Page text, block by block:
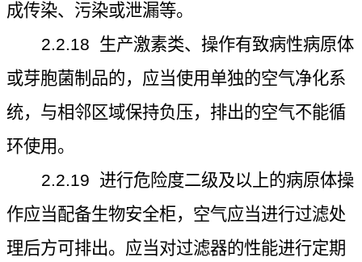
成传染、污染或泄漏等。
2.2.18 生产激素类、操作有致病性病原体
或芽胞菌制品的，应当使用单独的空气净化系
统，与相邻区域保持负压，排出的空气不能循
环使用。
2.2.19 进行危险度二级及以上的病原体操
作应当配备生物安全柜，空气应当进行过滤处
理后方可排出。应当对过滤器的性能进行定期